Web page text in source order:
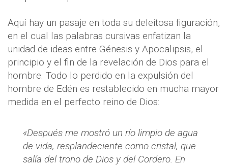
Aquí hay un pasaje en toda su deleitosa figuración,
en el cual las palabras cursivas enfatizan la
unidad de ideas entre Génesis y Apocalipsis, el
principio y el fin de la revelación de Dios para el
hombre. Todo lo perdido en la expulsión del
hombre de Edén es restablecido en mucha mayor
medida en el perfecto reino de Dios:
«Después me mostró un río limpio de agua
de vida, resplandeciente como cristal, que
salía del trono de Dios y del Cordero. En